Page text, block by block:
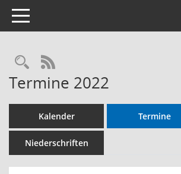
Toggle navigation
RSS-Feed
Termine 2022
Kalender Termine
Niederschriften